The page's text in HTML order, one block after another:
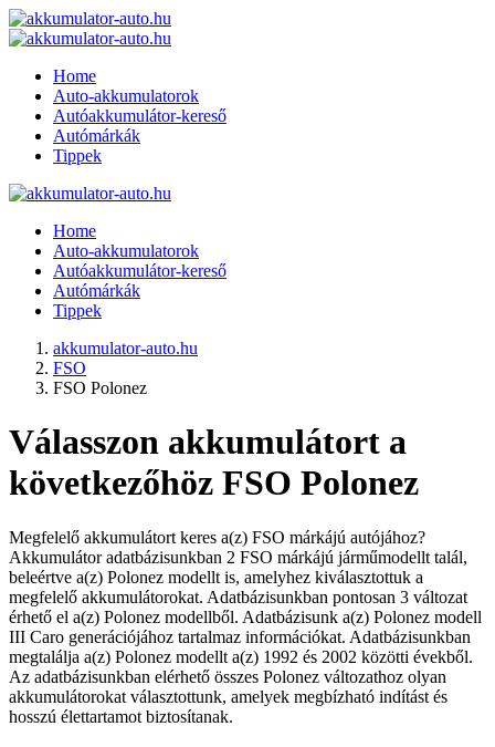
Home
Auto-akkumulatorok
Autóakkumulátor-kereső
Autómárkák
Tippek
Home
Auto-akkumulatorok
Autóakkumulátor-kereső
Autómárkák
Tippek
akkumulator-auto.hu
FSO
FSO Polonez
Válasszon akkumulátort a
következőhöz FSO Polonez
Megfelelő akkumulátort keres a(z) FSO márkájú autójához?
Akkumulátor adatbázisunkban 2 FSO márkájú járműmodellt talál,
beleértve a(z) Polonez modellt is, amelyhez kiválasztottuk a
megfelelő akkumulátorokat. Adatbázisunkban pontosan 3 változat
érhető el a(z) Polonez modellből. Adatbázisunk a(z) Polonez modell
III Caro generációjához tartalmaz információkat. Adatbázisunkban
megtalálja a(z) Polonez modellt a(z) 1992 és 2002 közötti évekből.
Az adatbázisunkban elérhető összes Polonez változathoz olyan
akkumulátorokat választottunk, amelyek megbízható indítást és
hosszú élettartamot biztosítanak.